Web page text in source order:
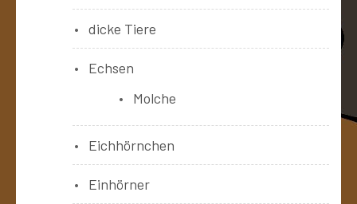
dicke Tiere
Echsen
Molche
Eichhörnchen
Einhörner